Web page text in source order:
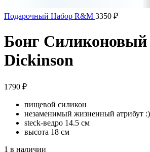
Подарочный Набор R&M 3350 ₽
Бонг
Dickinson
1790 ₽
пищевой силикон
незаменимый жизненный атрибут
steck-ведро 14.5 см
высота 18 см
1 в наличии